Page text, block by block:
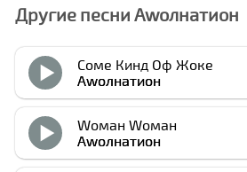
Другие песни Аwолнатион
Соме Кинд Оф Жоке
Аwолнатион
Wоман Wоман
Аwолнатион